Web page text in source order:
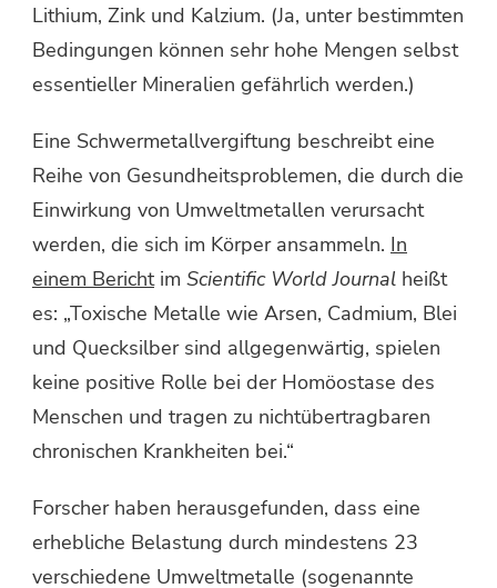
Lithium, Zink und Kalzium. (Ja, unter bestimmten
Bedingungen können sehr hohe Mengen selbst
essentieller Mineralien gefährlich werden.)
Eine Schwermetallvergiftung beschreibt eine
Reihe von Gesundheitsproblemen, die durch die
Einwirkung von Umweltmetallen verursacht
werden, die sich im Körper ansammeln. In
einem Berichtim Scientific World Journal heißt
es: „Toxische Metalle wie Arsen, Cadmium, Blei
und Quecksilber sind allgegenwärtig, spielen
keine positive Rolle bei der Homöostase des
Menschen und tragen zu nichtübertragbaren
chronischen Krankheiten bei.“
Forscher haben herausgefunden, dass eine
erhebliche Belastung durch mindestens 23
verschiedene Umweltmetalle (sogenannte